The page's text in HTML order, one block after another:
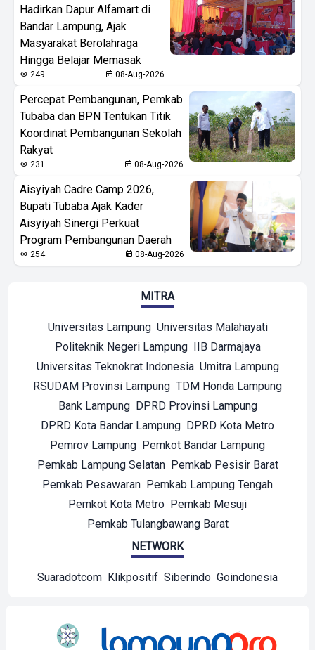
Hadirkan Dapur Alfamart di
Bandar Lampung, Ajak
Masyarakat Berolahraga
Hingga Belajar Memasak
249 08-Aug-2026
Percepat Pembangunan, Pemkab
Tubaba dan BPN Tentukan Titik
Koordinat Pembangunan Sekolah
Rakyat
231 08-Aug-2026
Aisyiyah Cadre Camp 2026,
Bupati Tubaba Ajak Kader
Aisyiyah Sinergi Perkuat
Program Pembangunan Daerah
254 08-Aug-2026
MITRA
Universitas Lampung Universitas Malahayati
Politeknik Negeri Lampung IIB Darmajaya
Universitas Teknokrat Indonesia Umitra Lampung
RSUDAM Provinsi Lampung TDM Honda Lampung
Bank Lampung DPRD Provinsi Lampung
DPRD Kota Bandar Lampung DPRD Kota Metro
Pemrov Lampung Pemkot Bandar Lampung
Pemkab Lampung Selatan Pemkab Pesisir Barat
Pemkab Pesawaran Pemkab Lampung Tengah
Pemkot Kota Metro Pemkab Mesuji
Pemkab Tulangbawang Barat
NETWORK
Suaradotcom Klikpositif Siberindo Goindonesia